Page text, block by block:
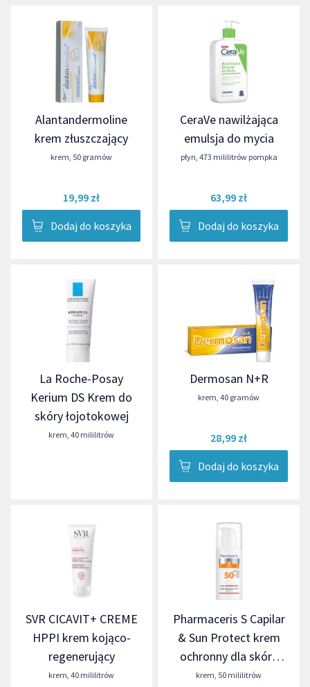
Alantandermoline
krem złuszczający
krem, 50 gramów
19,99 zł
Dodaj do koszyka
CeraVe nawilżająca
emulsja do mycia
płyn, 473 mililitrów pompka
63,99 zł
Dodaj do koszyka
La Roche-Posay
Kerium DS Krem do
skóry łojotokowej
krem, 40 mililitrów
Dermosan N+R
krem, 40 gramów
28,99 zł
Dodaj do koszyka
SVR CICAVIT+ CREME
HPPI krem kojąco-
regenerujący
krem, 40 mililitrów
Pharmaceris S Capilar
& Sun Protect krem
ochronny dla skóry
naczynkowej i z
krem, 50 mililitrów